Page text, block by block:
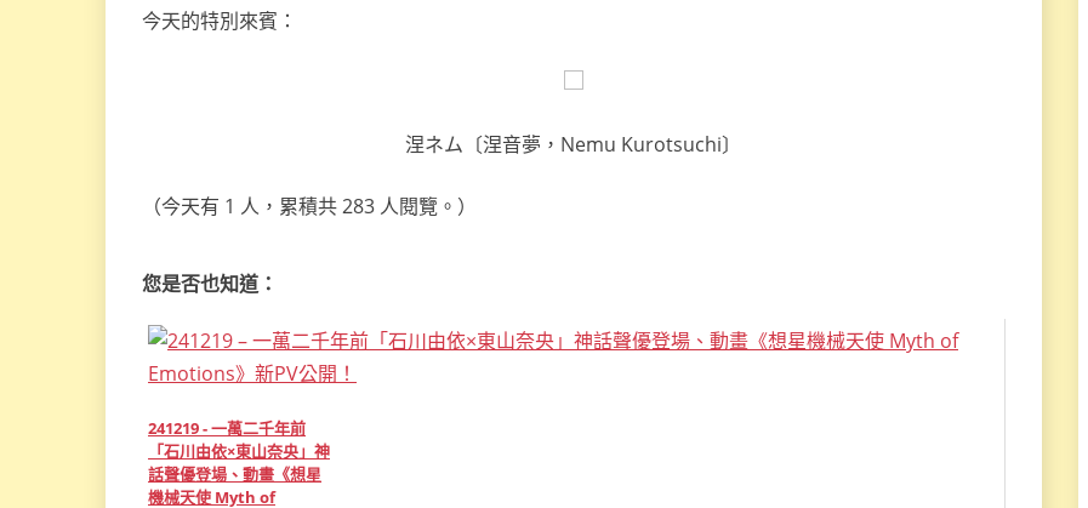
今天的特別來賓：
涅ネム〔涅音夢，Nemu Kurotsuchi〕
（今天有 1 人，累積共 283 人閱覽。）
您是否也知道：
241219 - 一萬二千年前
「石川由依×東山奈央」神
話聲優登場、動畫《想星
機械天使 Myth of